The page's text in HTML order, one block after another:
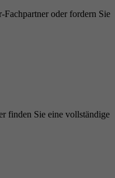
oder fordern Sie
finden Sie eine vollständige